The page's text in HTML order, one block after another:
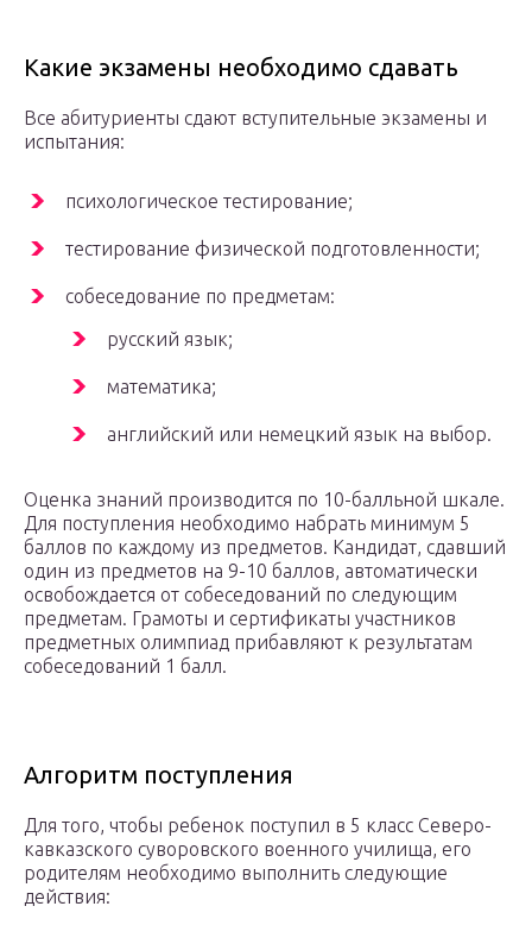
Какие экзамены необходимо сдавать
Все абитуриенты сдают вступительные экзамены и
испытания:
психологическое тестирование;
тестирование физической подготовленности;
собеседование по предметам:
русский язык;
математика;
английский или немецкий язык на выбор.
Оценка знаний производится по 10-балльной шкале.
Для поступления необходимо набрать минимум 5
баллов по каждому из предметов. Кандидат, сдавший
один из предметов на 9-10 баллов, автоматически
освобождается от собеседований по следующим
предметам. Грамоты и сертификаты участников
предметных олимпиад прибавляют к результатам
собеседований 1 балл.
Алгоритм поступления
Для того, чтобы ребенок поступил в 5 класс Северо-
кавказского суворовского военного училища, его
родителям необходимо выполнить следующие
действия: